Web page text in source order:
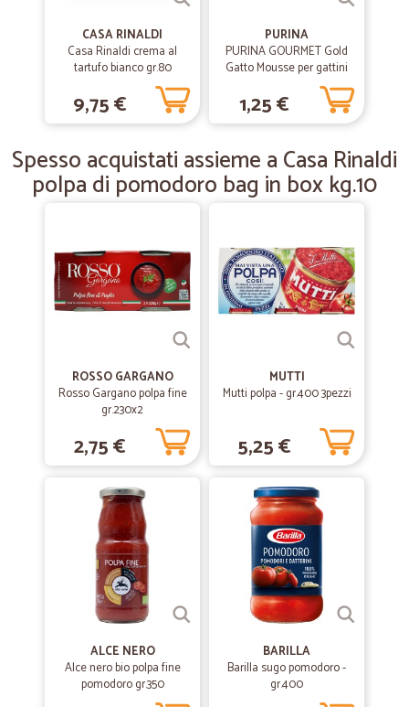
04/11/2019
Bice T.
Mi trovo bene perchè hanno uno dei miei…
prezzo. Spedizione veloce
CASA RINALDI
Casa Rinaldi crema al
tartufo bianco gr.80
9,75 €
PURINA
PURINA GOURMET Gold
Gatto Mousse per gattini
con Vitello lattina 85 gr.
1,25 €
Spesso acquistati assieme a Casa Rinaldi
polpa di pomodoro bag in box kg.10
ROSSO GARGANO
Rosso Gargano polpa fine
gr.230x2
2,75 €
MUTTI
Mutti polpa - gr.400 3pezzi
5,25 €
ALCE NERO
Alce nero bio polpa fine
pomodoro gr.350
BARILLA
Barilla sugo pomodoro -
gr.400